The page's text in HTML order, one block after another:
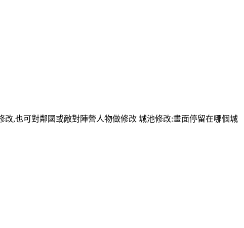
改,也可對鄰國或敵對陣營人物做修改 城池修改:畫面停留在哪個城